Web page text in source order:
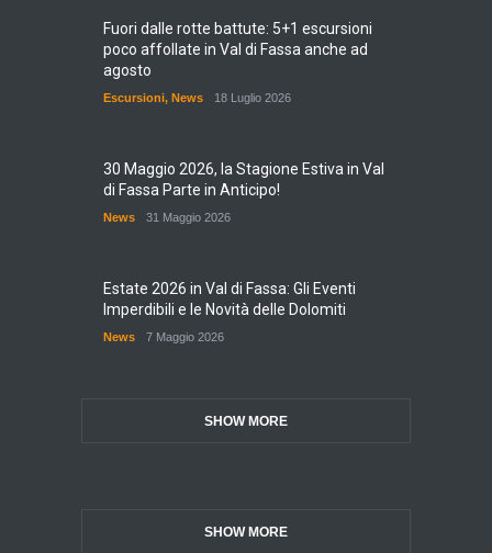
Fuori dalle rotte battute: 5+1 escursioni
poco affollate in Val di Fassa anche ad
agosto
Escursioni, News 18 Luglio 2026
30 Maggio 2026, la Stagione Estiva in Val
di Fassa Parte in Anticipo!
News 31 Maggio 2026
Estate 2026 in Val di Fassa: Gli Eventi
Imperdibili e le Novità delle Dolomiti
News 7 Maggio 2026
SHOW MORE
SHOW MORE